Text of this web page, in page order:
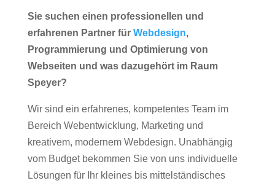
Sie suchen einen professionellen und
erfahrenen Partner für Webdesign,
Programmierung und Optimierung von
Webseiten und was dazugehört im Raum
Speyer?
Wir sind ein erfahrenes, kompetentes Team im
Bereich Webentwicklung, Marketing und
kreativem, modernem Webdesign. Unabhängig
vom Budget bekommen Sie von uns individuelle
Lösungen für Ihr kleines bis mittelständisches